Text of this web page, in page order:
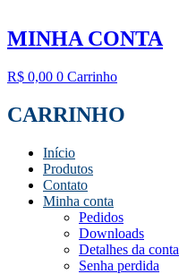
MINHA CONTA
R$ 0,00 0 Carrinho
CARRINHO
Início
Produtos
Contato
Minha conta
Pedidos
Downloads
Detalhes da conta
Senha perdida